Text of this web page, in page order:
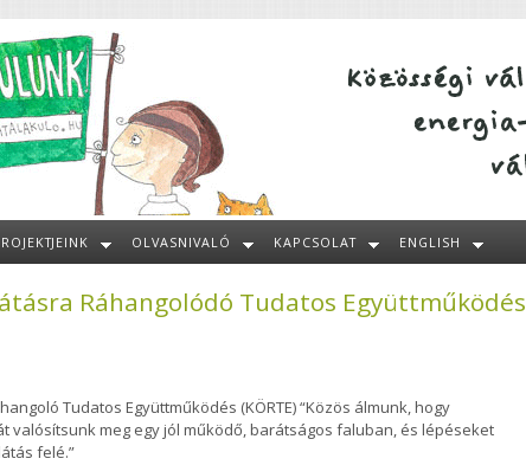
OLVASNIVALÓ KAPCSOLAT ENGLISH
Ráhangolódó Tudatos Együttműködés
Tudatos Együttműködés (KÖRTE) “Közös álmunk, hogy
valósítsunk meg egy jól működő, barátságos faluban, és lépéseket
felé.”